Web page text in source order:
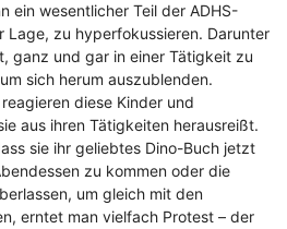
ein wesentlicher Teil der ADHS-
Lage, zu hyperfokussieren. Darunter
ganz und gar in einer Tätigkeit zu
sich herum auszublenden.
diese Kinder und
aus ihren Tätigkeiten herausreißt.
sie ihr geliebtes Dino-Buch jetzt
zu kommen oder die
um gleich mit den
erntet man vielfach Protest – der